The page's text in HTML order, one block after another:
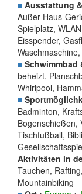
■ Ausstattung
Außer-Haus-
Spielplatz,
Eisspender,
■ Schwimmbad
beheizt,
Whirlpool,
■
Badminton,
Bogenschießen,
Tischfußball,
Aktivitäten in
Tauchen,
Mountainbiking